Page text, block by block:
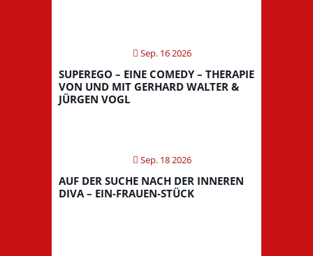
Sep. 16 2026
SUPEREGO – EINE COMEDY – THERAPIE
VON UND MIT GERHARD WALTER &
JÜRGEN VOGL
Sep. 18 2026
AUF DER SUCHE NACH DER INNEREN
DIVA – EIN-FRAUEN-STÜCK